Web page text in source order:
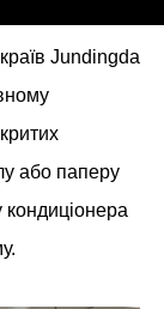
Jundingda
або паперу
кондиціонера